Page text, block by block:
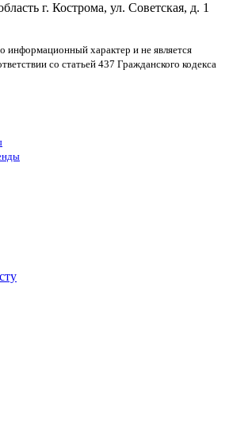
г. Кострома, ул. Советская, д. 1
информационный характер и не является
со статьей 437 Гражданского кодекса